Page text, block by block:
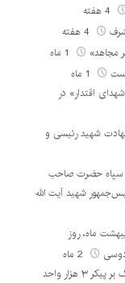
مجاهد»
اقتدار» در
شهید رئیسی و
سپاه حضرت صاحب
شهید آیت الله
سیّدمجتبی خامنه‌ای به مناسبت ۲۵ اردیبهشت ماه، روز
از سنگر دفاع تا میدان سازندگی؛ ترمیم زخم‌های جنگ بر پیکر ۳ هزار واحد